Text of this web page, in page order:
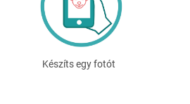
Készíts egy fotót